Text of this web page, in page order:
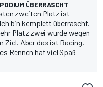
ÜBERRASCHT
zweiten Platz ist
bin komplett überrascht.
Platz zwei wurde wegen
Ziel. Aber das ist Racing.
Rennen hat viel Spaß